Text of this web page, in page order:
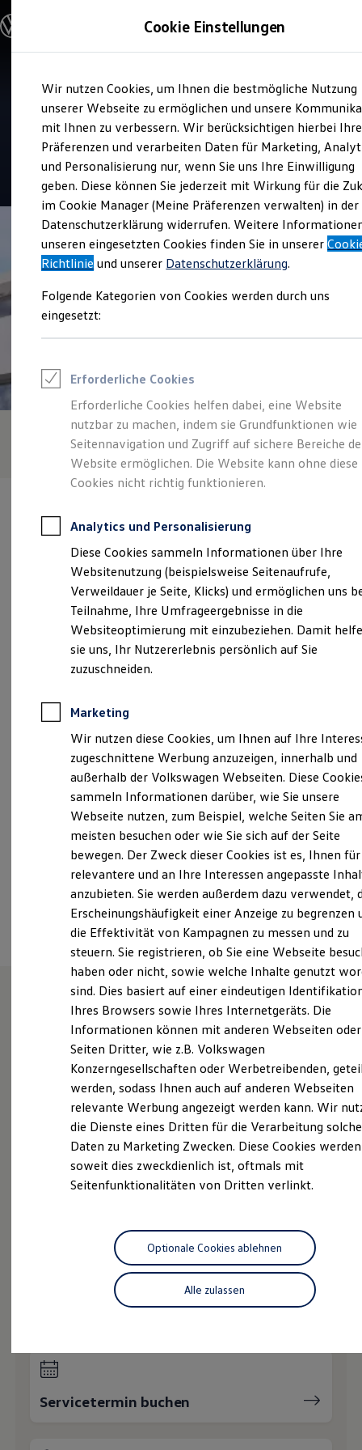
Hauptinhalt
springen
Footer
springen
Modelle und Konfigurator
Modelle vergleichen
Elektroautos
ENERGY Sondermodelle
Nutzfahrzeuge
SUV und CUV
Familienautos
Kombis
Kompaktwagen
Sportwagen
Schnell verfügbare Fahrzeuge
Angebote und Produkte
Aktuelle Angebote
E-Auto-Förderung
Volkswagen Marktplatz
Junge Gebrauchtwagen und Gebrauchtwagen
Volkswagen Zertifizierte Gebrauchtwagen
Zubehör- und Serviceangebote
Leasing
Leasing-Angebote
Gebrauchtwagen Leasing
Junge Gebrauchtwagen-Leasing
Elektroauto Leasing
Kleinwagen-Leasing
Leasing ohne Anzahlung
Finanzierung
Kfz-Versicherung
Restschuldversicherungen
Garantien
Wartungsverträge
Geschäftskunden
Professional Class bei Volkswagen
Großkunden
Behörden
Direktkunden
Sonderfahrzeuge
Anpfiff zum Gewinn
Elektroautos
ID. Tutorials
Elektrofahrzeugkonzepte
Reichweite
Reichweite der ID. Modelle
Reichweite im Winter
Laden
Laden unterwegs
Laden Zuhause
Ladestationen finden
Ladezeitensimulator
Batterie
Sicherheit
Garantie und Lebensdauer
Nachhaltigkeit
Technologie
Kosten und Kauf
Verbrauchskosten
Kaufoptionen
E-Auto-Förderung
Software und Konnektivität
ID. Software Versionen und Updates
Digitale Extras
Schnittstellen zu Ihrem ID.
Hybridautos
Marke und Erlebnis
Volkswagen R und R Experience
R-Modelle
Driving Experience
Volkswagen entdecken
Lifestyle Shop
T-Roc Kollektion
Golf Kollektion
ID. Kollektion
Volkswagen Kollektion
R-Kollektion
Besitzer und Service
Software Updates
Service
Autohaus Minrath Kamp-
Linfort
4.8|127 Bewertungen
Minrath GmbH & Co. KG (Impressum & Rechtliches)
kontakt@minrath.de
+49 2842 3380
Montag Freitag 08:00 17:00
Samstag
Geschlossen
Sonntag
Geschlossen
Ansprechpartner
Unsere Leistungenim
Überblick
Gebrauchtwagen
Service
Volkswagen Economy
Service
Wie können wir
Ihnen weiterhelfen?
Servicetermin buchen
Cookie Einstellungen
Wir nutzen Cookies, um Ihnen die bestmögliche Nutzung
unserer Webseite zu ermöglichen und unsere
mit Ihnen zu verbessern. Wir berücksichtigen hierbei Ihre
Präferenzen und verarbeiten Daten für Marketing,
und Personalisierung nur, wenn Sie uns Ihre Einwilligung
geben. Diese können Sie jederzeit mit Wirkung für die
im Cookie Manager (Meine Präferenzen verwalten) in der
Datenschutzerklärung widerrufen. Weitere
unseren eingesetzten Cookies finden Sie in unserer
Richtlinie und unserer Datenschutzerklärung.
Folgende Kategorien von Cookies werden durch uns
eingesetzt:
Erforderliche Cookies
Erforderliche Cookies helfen dabei, eine Website
nutzbar zu machen, indem sie Grundfunktionen wie
Seitennavigation und Zugriff auf sichere Bereiche
Website ermöglichen. Die Website kann ohne diese
Cookies nicht richtig funktionieren.
Analytics und Personalisierung
Diese Cookies sammeln Informationen über Ihre
Websitenutzung (beispielsweise Seitenaufrufe,
Verweildauer je Seite, Klicks) und ermöglichen uns
Teilnahme, Ihre Umfrageergebnisse in die
Websiteoptimierung mit einzubeziehen. Damit
sie uns, Ihr Nutzererlebnis persönlich auf Sie
zuzuschneiden.
Marketing
Wir nutzen diese Cookies, um Ihnen auf Ihre
zugeschnittene Werbung anzuzeigen, innerhalb und
außerhalb der Volkswagen Webseiten. Diese
sammeln Informationen darüber, wie Sie unsere
Webseite nutzen, zum Beispiel, welche Seiten Sie
meisten besuchen oder wie Sie sich auf der Seite
bewegen. Der Zweck dieser Cookies ist es, Ihnen für
relevantere und an Ihre Interessen angepasste
anzubieten. Sie werden außerdem dazu verwendet,
Erscheinungshäufigkeit einer Anzeige zu begrenzen
die Effektivität von Kampagnen zu messen und zu
steuern. Sie registrieren, ob Sie eine Webseite
haben oder nicht, sowie welche Inhalte genutzt
sind. Dies basiert auf einer eindeutigen
Ihres Browsers sowie Ihres Internetgeräts. Die
Informationen können mit anderen Webseiten oder
Seiten Dritter, wie z.B. Volkswagen
Konzerngesellschaften oder Werbetreibenden,
werden, sodass Ihnen auch auf anderen Webseiten
relevante Werbung angezeigt werden kann. Wir
die Dienste eines Dritten für die Verarbeitung
Daten zu Marketing Zwecken. Diese Cookies
soweit dies zweckdienlich ist, oftmals mit
Seitenfunktionalitäten von Dritten verlinkt.
Alle zulassen
Optionale Cookies ablehnen